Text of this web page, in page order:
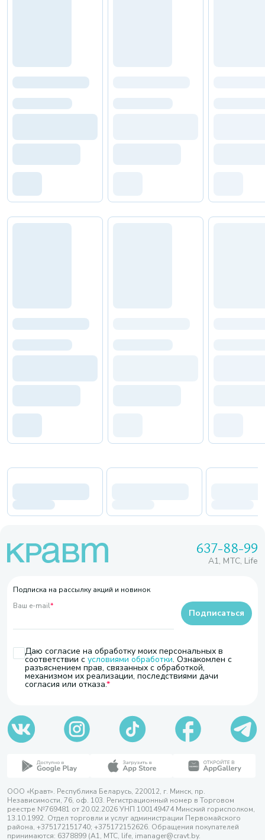
637-88-99
A1, МТС, Life
Подписка на рассылку акций и новинок
Ваш e-mail*
Даю согласие на обработку моих персональных в
соответствии с условиями обработки. Ознакомлен с
разъяснением прав, связанных с обработкой,
механизмом их реализации, последствиями дачи
согласия или отказа.
Подписаться
ООО «Кравт». Республика Беларусь, 220012, г. Минск, пр.
Независимости, 76, оф. 103. Регистрационный номер в Торговом
реестре №769481 от 20.02.2026 УНП 100149474 Минский горисполком,
13.10.1992. Отдел торговли и услуг администрации Первомайского
района, +375172151740; +375172152626. Обращения покупателей
принимаются: 6378899 (А1, МТС, life, imanager@cravt.by.